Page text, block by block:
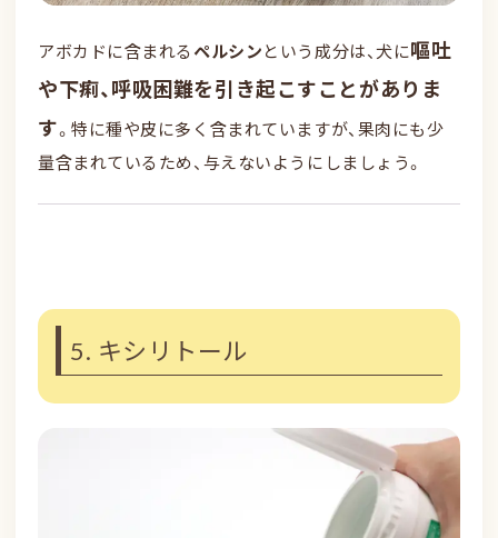
アボカドに含まれるペルシンという成分は、犬に嘔吐
や下痢、呼吸困難を引き起こすことがありま
す。特に種や皮に多く含まれていますが、果肉にも少
量含まれているため、与えないようにしましょう。
5. キシリトール